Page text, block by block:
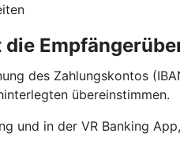
des Zahlungskontos
übereinstimmen.
und in der VR Banking App,